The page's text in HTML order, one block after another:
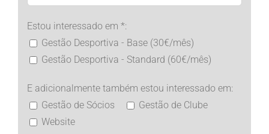
Estou interessado em *:
Gestão Desportiva - Base (30€/mês)
Gestão Desportiva - Standard (60€/mês)
E adicionalmente também estou interessado em:
Gestão de Sócios
Gestão de Clube
Website